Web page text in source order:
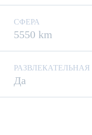
СФЕРА
5550 km
Да